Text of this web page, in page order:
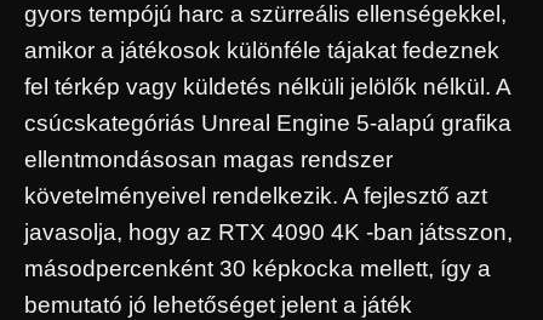
gyors tempójú harc a szürreális ellenségekkel,
amikor a játékosok különféle tájakat fedeznek
fel térkép vagy küldetés nélküli jelölők nélkül. A
csúcskategóriás Unreal Engine 5-alapú grafika
ellentmondásosan magas rendszer
követelményeivel rendelkezik. A fejlesztő azt
javasolja, hogy az RTX 4090 4K -ban játsszon,
másodpercenként 30 képkocka mellett, így a
bemutató jó lehetőséget jelent a játék